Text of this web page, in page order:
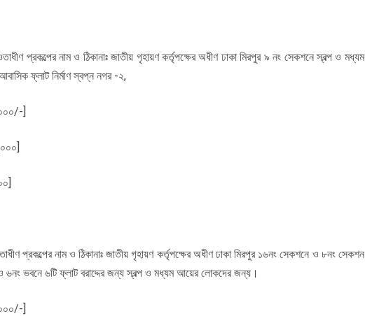
প্রকল্পের নাম ও ঠিকানাঃ জাতীয় গৃহায়ণ কর্তৃপক্ষের অধীণ ঢাকা মিরপুর ৯ নং সেকশনে স্বল্প ও মধ্যম
ফ্লাট নির্মাণ স্বপ্ন নগর -২,
]
প্রকল্পের নাম ও ঠিকানাঃ জাতীয় গৃহায়ণ কর্তৃপক্ষের অধীণ ঢাকা মিরপুর ১৬নং সেকশনে ও ৮নং সেকশন
৬নং ভবনে ৬টি ফ্লাট বরাদ্দের জন্য স্বল্প ও মধ্যম আয়ের লোকদের জন্য।
]